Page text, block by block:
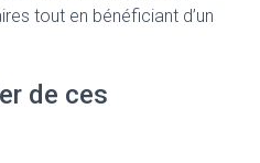
tout en bénéficiant d’un
de ces